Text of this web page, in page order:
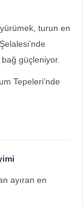
turun en
güçleniyor.
Tepeleri’nde
ayıran en